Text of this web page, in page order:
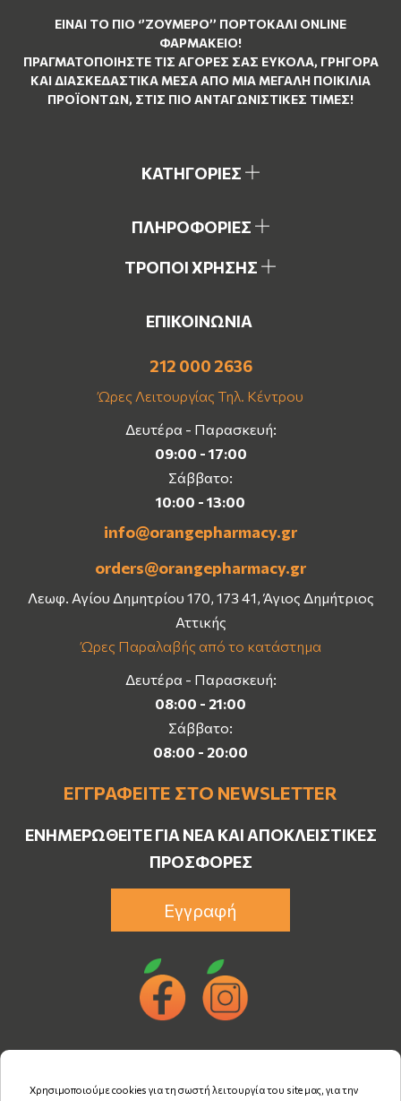
ΕΊΝΑΙ ΤO ΠΙΟ ‘’ΖΟΥΜΕΡΌ’’ ΠΟΡΤΟΚΑΛΊ ΟNLINE
ΦΑΡΜΑΚΕΊΟ!
ΠΡΑΓΜΑΤΟΠΟΙΉΣΤΕ ΤΙΣ ΑΓΟΡΈΣ ΣΑΣ ΕΎΚΟΛΑ, ΓΡΉΓΟΡΑ
ΚΑΙ ΔΙΑΣΚΕΔΑΣΤΙΚΆ ΜΈΣΑ ΑΠΌ ΜΙΑ ΜΕΓΆΛΗ ΠΟΙΚΙΛΊΑ
ΠΡΟΪΌΝΤΩΝ, ΣΤΙΣ ΠΙΟ ΑΝΤΑΓΩΝΙΣΤΙΚΈΣ ΤΙΜΈΣ!
ΚΑΤΗΓΟΡΙΕΣ
ΠΛΗΡΟΦΟΡΙΕΣ
ΤΡΟΠΟΙ ΧΡΗΣΗΣ
ΕΠΙΚΟΙΝΩΝΙΑ
212 000 2636
Ώρες Λειτουργίας Τηλ. Κέντρου
Δευτέρα - Παρασκευή:
09:00 - 17:00
Σάββατο:
10:00 - 13:00
info@orangepharmacy.gr
orders@orangepharmacy.gr
Λεωφ. Αγίου Δημητρίου 170, 173 41, Άγιος Δημήτριος
Αττικής
Ώρες Παραλαβής από το κατάστημα
Δευτέρα - Παρασκευή:
08:00 - 21:00
Σάββατο:
08:00 - 20:00
ΕΓΓΡΑΦΕΊΤΕ ΣΤΟ NEWSLETTER
ΕΝΗΜΕΡΩΘΕΊΤΕ ΓΙΑ ΝΈΑ ΚΑΙ ΑΠΟΚΛΕΙΣΤΙΚΈΣ
ΠΡΟΣΦΟΡΈΣ
Εγγραφή
Χρησιμοποιούμε cookies για τη σωστή λειτουργία του site μας, για την